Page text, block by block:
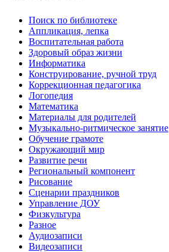
Поиск по библиотеке
Аппликация, лепка
Воспитательная работа
Здоровый образ жизни
Информатика
Конструирование, ручной труд
Коррекционная педагогика
Логопедия
Математика
Материалы для родителей
Музыкально-ритмическое занятие
Обучение грамоте
Окружающий мир
Развитие речи
Региональный компонент
Рисование
Сценарии праздников
Управление ДОУ
Физкультура
Разное
Аудиозаписи
Видеозаписи